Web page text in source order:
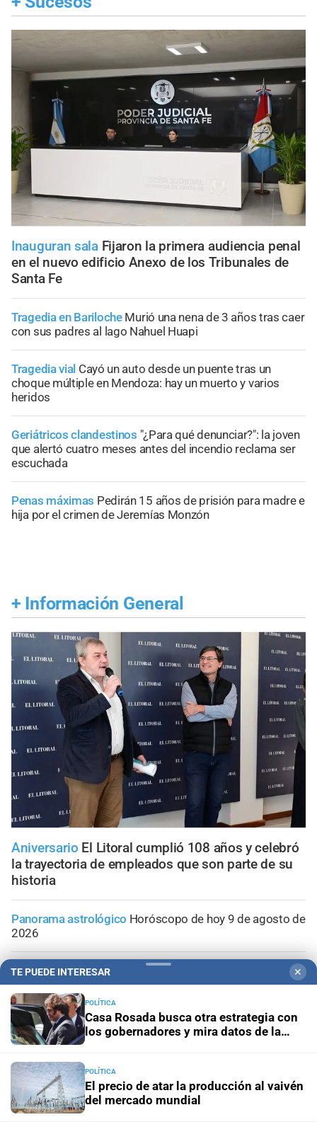
Inauguran sala Fijaron la primera audiencia penal
en el nuevo edificio Anexo de los Tribunales de
Santa Fe
Tragedia en Bariloche Murió una nena de 3 años tras caer
con sus padres al lago Nahuel Huapi
Tragedia vial Cayó un auto desde un puente tras un
choque múltiple en Mendoza: hay un muerto y varios
heridos
Geriátricos clandestinos "¿Para qué denunciar?": la joven
que alertó cuatro meses antes del incendio reclama ser
escuchada
Penas máximas Pedirán 15 años de prisión para madre e
hija por el crimen de Jeremías Monzón
+ Información General
Aniversario El Litoral cumplió 108 años y celebró
la trayectoria de empleados que son parte de su
historia
Panorama astrológico Horóscopo de hoy 9 de agosto de
2026
Horóscopo del díaHoróscopo de hoy para Piscis: 09 de
agosto de 2026
Horóscopo del díaHoróscopo de hoy para Acuario: 09
de agosto de 2026
Horóscopo del díaHoróscopo de hoy para Capricornio:
09 de agosto de 2026
TE PUEDE INTERESAR ✕
POLÍTICA
Casa Rosada busca otra estrategia con
los gobernadores y mira datos de la
POLÍTICA
El precio de atar la producción al vaivén
del mercado mundial